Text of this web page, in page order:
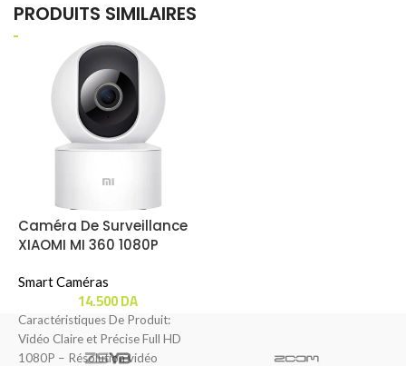
PRODUITS SIMILAIRES
Caméra De Surveillance
XIAOMI MI 360 1080P
Smart Caméras
14.500DA
Caractéristiques De Produit:
Vidéo Claire et Précise Full HD
1080P – Résolution vidéo